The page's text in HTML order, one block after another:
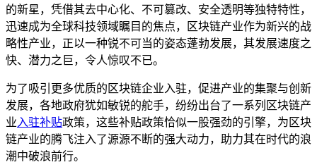
的新星，凭借其去中心化、不可篡改、安全透明等独特特性，
迅速成为全球科技领域瞩目的焦点，区块链产业作为新兴的战
略性产业，正以一种锐不可当的姿态蓬勃发展，其发展速度之
快、潜力之巨，令人惊叹不已。
为了吸引更多优质的区块链企业入驻，促进产业的集聚与创新
发展，各地政府犹如敏锐的舵手，纷纷出台了一系列区块链产
业 入驻补贴政策，这些补贴政策恰似一股强劲的引擎，为区块
链产业的腾飞注入了源源不断的强大动力，助力其在时代的浪
潮中破浪前行。